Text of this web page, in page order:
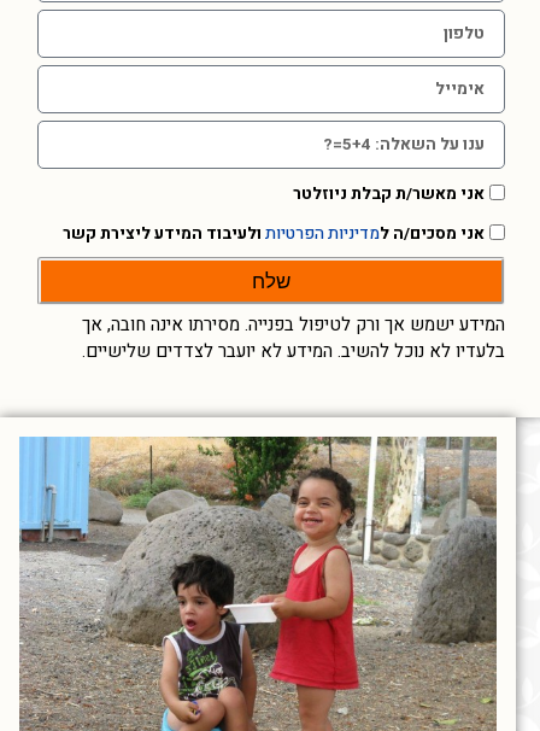
אני מאשר/ת קבלת ניוזלטר
אני מסכים/ה למדיניות הפרטיות ולעיבוד המידע ליצירת קשר
שלח
המידע ישמש אך ורק לטיפול בפנייה. מסירתו אינה חובה, אך
בלעדיו לא נוכל להשיב. המידע לא יועבר לצדדים שלישיים.